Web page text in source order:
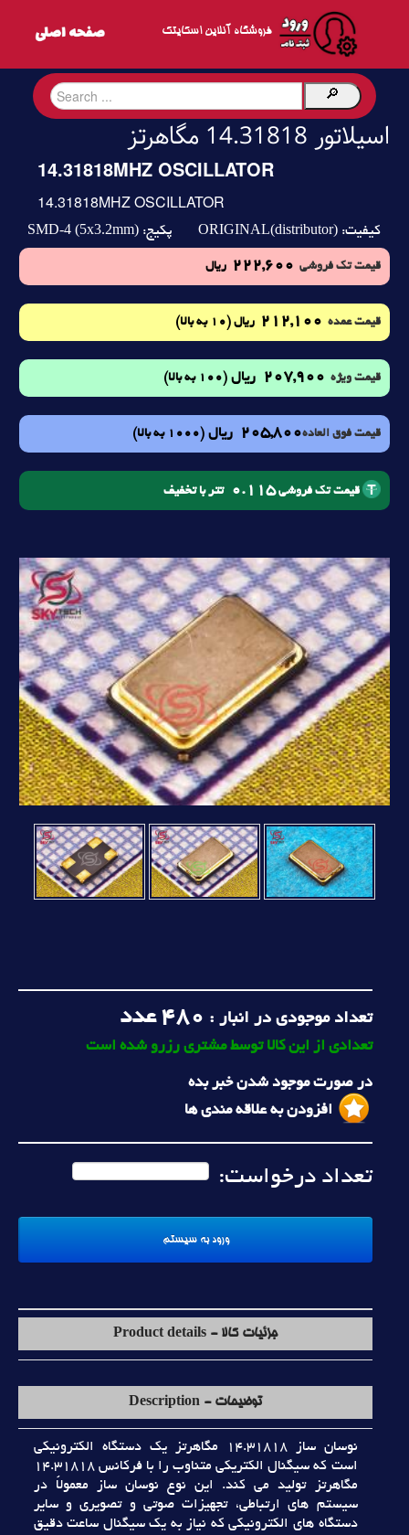
فروشگاه آنلاین اسکایتک
اسیلاتور 14.31818 مگاهرتز
14.31818MHZ OSCILLATOR
14.31818MHZ OSCILLATOR
کیفیت: ORIGINAL(distributor) پکیج: SMD-4 (5x3.2mm)
قیمت تک فروشی 222,600 ریال
قیمت عمده 212,100 ریال (10 به بالا)
قیمت ویژه 207,900 ریال (100 به بالا)
قیمت فوق العاده205,800 ریال (1000 به بالا)
قیمت تک فروشی0.115 تتر با تخفیف
تعداد موجودی در انبار : 480 عدد
تعدادی از این کالا توسط مشتری رزرو شده است
در صورت موجود شدن خبر بده
افزودن به علاقه مندی ها
تعداد درخواست:
جزئیات کالا - Product details
توضیحات - Description
نوسان ساز 14.31818 مگاهرتز يک دستگاه الکترونيکي
است که سيگنال الکتريکي متناوب را با فرکانس 14.31818
مگاهرتز توليد مي کند. اين نوع نوسان ساز معمولاً در
سيستم هاي ارتباطي، تجهيزات صوتي و تصويري و ساير
دستگاه هاي الکترونيکي که نياز به يک سيگنال ساعت دقيق